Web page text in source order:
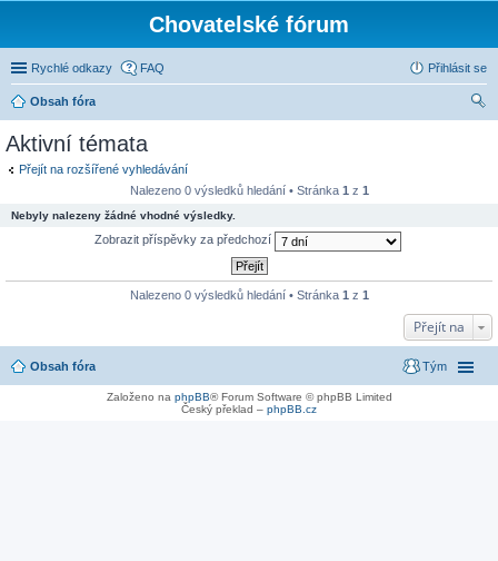
Chovatelské fórum
Rychlé odkazy FAQ Přihlásit se
Obsah fóra
Aktivní témata
Přejít na rozšířené vyhledávání
Nalezeno 0 výsledků hledání • Stránka 1 z 1
Nebyly nalezeny žádné vhodné výsledky.
Zobrazit příspěvky za předchozí
Nalezeno 0 výsledků hledání • Stránka 1 z 1
Přejít na
Obsah fóra Tým
Založeno na phpBB® Forum Software © phpBB Limited
Český překlad – phpBB.cz